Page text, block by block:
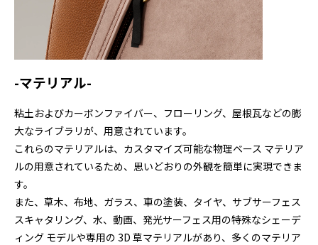
-マテリアル-
粘土およびカーボンファイバー、フローリング、屋根瓦などの膨
大なライブラリが、用意されています。
これらのマテリアルは、カスタマイズ可能な物理ベース マテリア
ルの用意されているため、思いどおりの外観を簡単に実現できま
す。
また、草木、布地、ガラス、車の塗装、タイヤ、サブサーフェス
スキャタリング、水、動画、発光サーフェス用の特殊なシェーデ
ィング モデルや専用の 3D 草マテリアルがあり、多くのマテリア